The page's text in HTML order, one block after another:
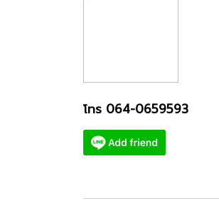
โทร 064-0659593